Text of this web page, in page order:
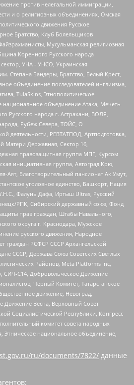
против нелегальной иммиграции,
и о религиозных объединениях, Омская
движения Русское
Братство, Клуб Болельщиков
Мусульманская религиозная
Коренного Русского народа
УНА - УНСО, Украинская
Степана Бандеры, Братство, Белый Крест,
объединение последователей инглиизма,
TulaSkins, Этнополитическое
национальное объединение Атака, Мечеть
Русского народа г. Астрахани, ВОЛЯ,
Рубеж Севера, ТОЙС, О
деятельности, РЕВТАТПОД, Артподготовка,
Матери Державная, Сектор 16,
правозащитная группа МПГ, Курсом
инициативная группа, Автоград Крю,
Аят, Благотворительный пансионат Ак Умут,
уголовное единство, Башкорт, Нация
Фалунь Дафа, Иртыш Ultras, Русский
РПК, Сибирский державный союз, Фонд
прав граждан, Штабы Навального,
округа г. Краснодара, Мужское
русского движения, Народное
граждан РСФСР СССР Архангельской
СССР, Держава Союз Советских Светлых
Районов, Meta Platforms Inc,
СИЧ-С14, Добровольческое Движение
Черный Комитет, Татарстанское
движение, Невоград,
Движение Весна, Верховный Совет
Социалистической Республики, Конгресс
комитет совета народных
Этническое национальное объединение,
ru/documents/7822/ данные